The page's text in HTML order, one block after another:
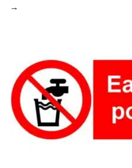
→
pour
les
parents,
fait
aussi
sa
rentrée